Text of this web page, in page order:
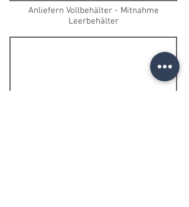
Anliefern Vollbehälter - Mitnahme
Leerbehälter